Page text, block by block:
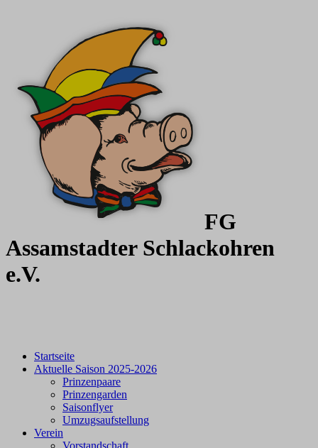
FG
Assamstadter Schlackohren
e.V.
Startseite
Aktuelle Saison 2025-2026
Prinzenpaare
Prinzengarden
Saisonflyer
Umzugsaufstellung
Verein
Vorstandschaft